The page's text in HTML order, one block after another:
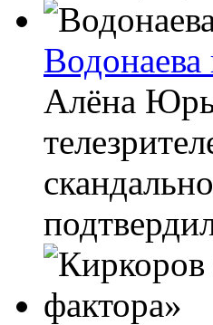
Алёна